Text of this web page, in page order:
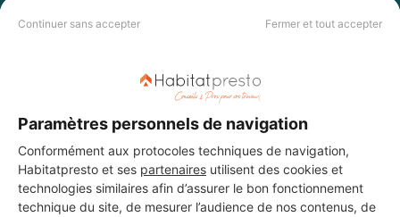
Continuer sans accepter Fermer et tout accepter
Paramètres personnels de navigation
Conformément aux protocoles techniques de navigation,
Habitatpresto et ses partenaires utilisent des cookies et
technologies similaires afin d’assurer le bon fonctionnement
technique du site, de mesurer l’audience de nos contenus, de
DEMANDER UN DEVIS